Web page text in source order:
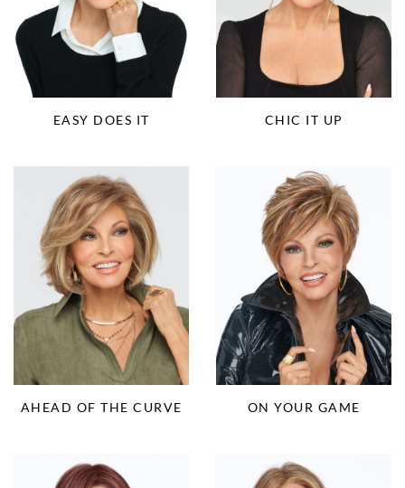
EASY DOES IT CHIC IT UP
AHEAD OF THE CURVE ON YOUR GAME